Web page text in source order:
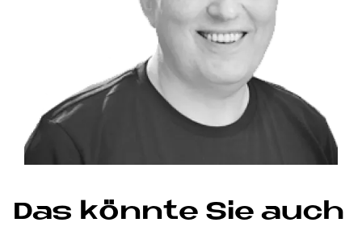
Das könn­te Sie auch